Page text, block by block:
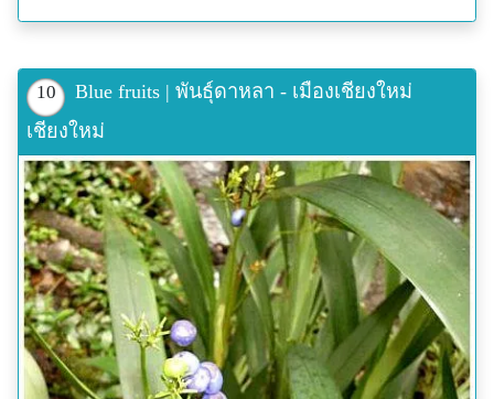
10
Blue fruits | พันธุ์ดาหลา - เมืองเชียงใหม่
เชียงใหม่